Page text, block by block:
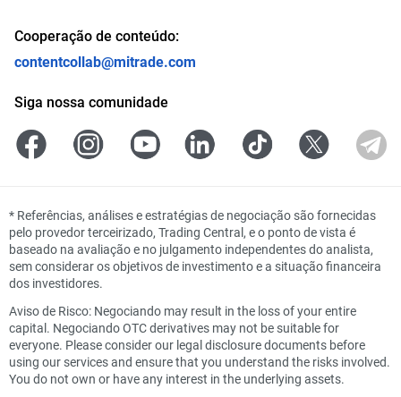
Cooperação de conteúdo:
contentcollab@mitrade.com
Siga nossa comunidade
* Referências, análises e estratégias de negociação são fornecidas
pelo provedor terceirizado, Trading Central, e o ponto de vista é
baseado na avaliação e no julgamento independentes do analista,
sem considerar os objetivos de investimento e a situação financeira
dos investidores.
Aviso de Risco: Negociando may result in the loss of your entire
capital. Negociando OTC derivatives may not be suitable for
everyone. Please consider our legal disclosure documents before
using our services and ensure that you understand the risks involved.
You do not own or have any interest in the underlying assets.